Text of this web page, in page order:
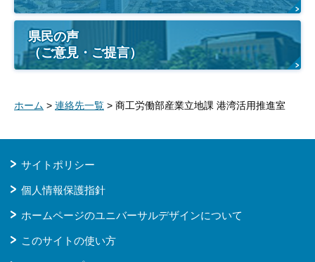
県民の声
（ご意見・ご提言）
ホーム > 連絡先一覧 > 商工労働部産業立地課 港湾活用推進室
サイトポリシー
個人情報保護指針
ホームページのユニバーサルデザインについて
このサイトの使い方